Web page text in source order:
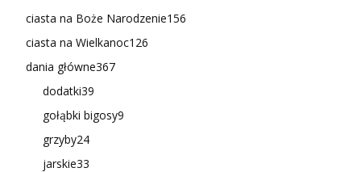
ciasta na Boże Narodzenie156
ciasta na Wielkanoc126
dania główne367
dodatki39
gołąbki bigosy9
grzyby24
jarskie33